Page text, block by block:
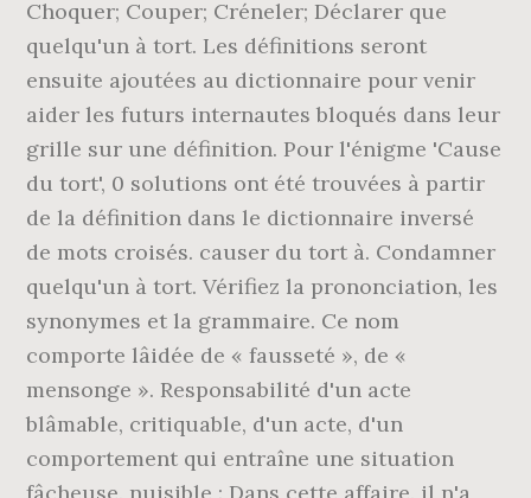
Choquer; Couper; Créneler; Déclarer que
quelqu'un à tort. Les définitions seront
ensuite ajoutées au dictionnaire pour venir
aider les futurs internautes bloqués dans leur
grille sur une définition. Pour l'énigme 'Cause
du tort', 0 solutions ont été trouvées à partir
de la définition dans le dictionnaire inversé
de mots croisés. causer du tort à. Condamner
quelqu'un à tort. Vérifiez la prononciation, les
synonymes et la grammaire. Ce nom
comporte lâidée de « fausseté », de «
mensonge ». Responsabilité d'un acte
blâmable, critiquable, d'un acte, d'un
comportement qui entraîne une situation